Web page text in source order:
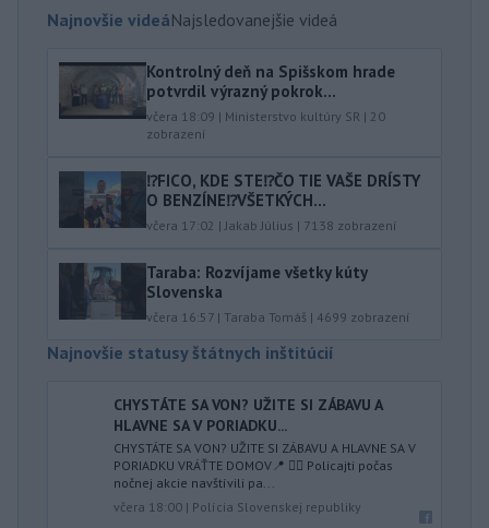
Najnovšie videáNajsledovanejšie videá
Kontrolný deň na Spišskom hrade
potvrdil výrazný pokrok...
včera 18:09 | Ministerstvo kultúry SR | 20
zobrazení
⁉️FICO, KDE STE⁉️ČO TIE VAŠE DRÍSTY
O BENZÍNE⁉️VŠETKÝCH...
včera 17:02 |Jakab Július | 7138 zobrazení
Taraba: Rozvíjame všetky kúty
Slovenska
včera 16:57 | Taraba Tomáš | 4699 zobrazení
Najnovšie statusy štátnych inštitúcií
CHYSTÁTE SA VON? UŽITE SI ZÁBAVU A
HLAVNE SA V PORIADKU...
CHYSTÁTE SA VON? UŽITE SI ZÁBAVU A HLAVNE SA V
PORIADKU VRÁŤTE DOMOV📍 👮‍♂️ Policajti počas
nočnej akcie navštívili pa...
včera 18:00 | Polícia Slovenskej republiky